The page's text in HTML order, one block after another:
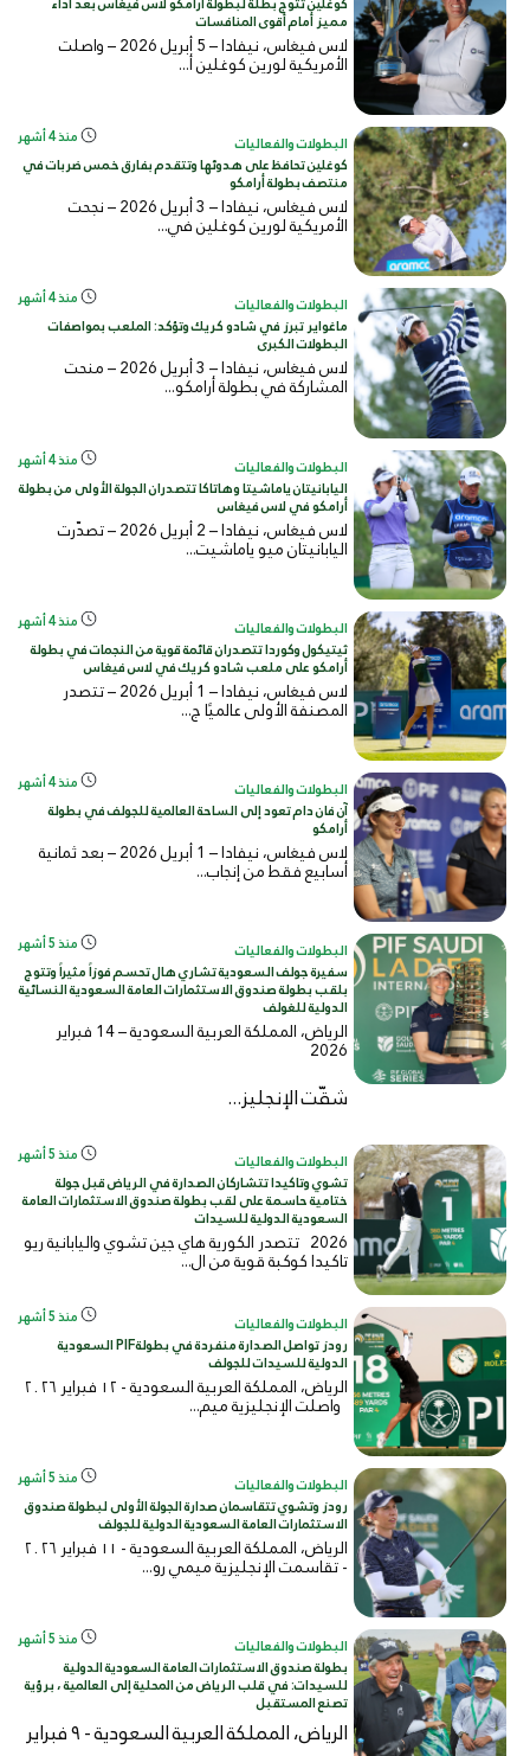
مميز أمام أقوى المنافسات
لاس فيغاس، نيفادا – 5 أبريل 2026 – واصلت
الأمريكية لورين كوغلين أ...
البطولات والفعاليات منذ 4 أشهر
كوغلين تحافظ على هدوئها وتتقدم بفارق خمس ضربات في
منتصف بطولة أرامكو
لاس فيغاس، نيفادا – 3 أبريل 2026 – نجحت
الأمريكية لورين كوغلين في...
البطولات والفعاليات منذ 4 أشهر
ماغواير تبرز في شادو كريك وتؤكد: الملعب بمواصفات
البطولات الكبرى
لاس فيغاس، نيفادا – 3 أبريل 2026 – منحت
المشاركة في بطولة أرامكو...
البطولات والفعاليات منذ 4 أشهر
اليابانيتان ياماشيتا وهاتاكا تتصدران الجولة الأولى من بطولة
أرامكو في لاس فيغاس
لاس فيغاس، نيفادا – 2 أبريل 2026 – تصدّرت
اليابانيتان ميو ياماشيت...
البطولات والفعاليات منذ 4 أشهر
ثيتيكول وكوردا تتصدران قائمة قوية من النجمات في بطولة
أرامكو على ملعب شادو كريك في لاس فيغاس
لاس فيغاس، نيفادا – 1 أبريل 2026 – تتصدر
المصنفة الأولى عالميًا ج...
البطولات والفعاليات منذ 4 أشهر
آن فان دام تعود إلى الساحة العالمية للجولف في بطولة
أرامكو
لاس فيغاس، نيفادا – 1 أبريل 2026 – بعد ثمانية
أسابيع فقط من إنجاب...
البطولات والفعاليات منذ 5 أشهر
سفيرة جولف السعودية تشاري هال تحسم فوزاً مثيراً وتتوج
بلقب بطولة صندوق الاستثمارات العامة السعودية النسائية
الدولية للغولف
الرياض، المملكة العربية السعودية – 14 فبراير
2026
شقّت الإنجليز...
البطولات والفعاليات منذ 5 أشهر
تشوي وتاكيدا تتشاركان الصدارة في الرياض قبل جولة
ختامية حاسمة على لقب بطولة صندوق الاستثمارات العامة
السعودية الدولية للسيدات
2026 تتصدر الكورية هاي جين تشوي واليابانية ريو
تاكيدا كوكبة قوية من ال...
البطولات والفعاليات منذ 5 أشهر
رودز تواصل الصدارة منفردة في بطولةPIF السعودية
الدولية للسيدات للجولف
الرياض، المملكة العربية السعودية - ١٢ فبراير ٢٠٢٦
واصلت الإنجليزية ميم...
البطولات والفعاليات منذ 5 أشهر
رودز وتشوي تتقاسمان صدارة الجولة الأولى لبطولة صندوق
الاستثمارات العامة السعودية الدولية للجولف
الرياض، المملكة العربية السعودية - ١١ فبراير ٢٠٢٦
- تقاسمت الإنجليزية ميمي رو...
البطولات والفعاليات منذ 5 أشهر
بطولة صندوق الاستثمارات العامة السعودية الدولية
للسيدات: في قلب الرياض من المحلية إلى العالمية ، برؤية
تصنع المستقبل
الرياض، المملكة العربية السعودية - ٩ فبراير